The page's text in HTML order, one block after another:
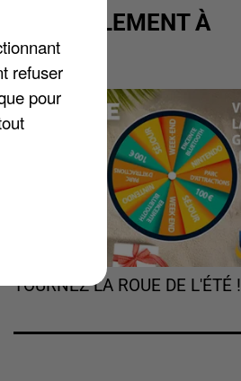
ACTUELLEMENT À
GAGNER
TOURNEZ LA ROUE DE L'ÉTÉ !
refuser
pour